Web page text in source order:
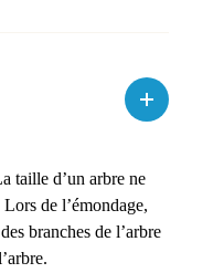
taille d’un arbre ne
de l’émondage,
branches de l’arbre